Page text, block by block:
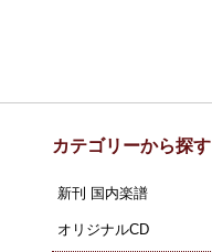
カテゴリーから探す
新刊 国内楽譜
オリジナルCD